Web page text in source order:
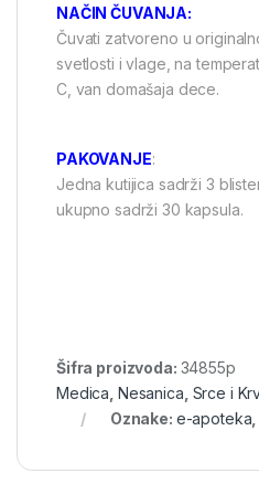
NAČIN ČUVANJA:
Čuvati zatvoreno u
svetlosti i vlage, na
C, van domašaja dece.
PAKOVANJE:
Jedna kutijica sadrži 3
ukupno sadrži 30 kapsula.
Šifra proizvoda: 34855p
Medica Nesanica Srce i
Oznake: e-apoteka